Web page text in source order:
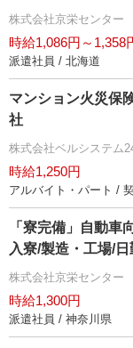
株式会社京栄センター
時給1,086円～1,358
派遣社員 / 北海道
マンション火災保
社
株式会社ベルシステム
時給1,250円
アルバイト・パート /
「寮完備」自動車
入寮/製造・工場/
株式会社京栄センター
時給1,300円
派遣社員 / 神奈川県